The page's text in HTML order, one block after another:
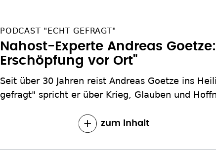
PODCAST "ECHT GEFRAGT"
Nahost-Experte Andreas
Erschöpfung vor Ort"
Seit über 30 Jahren reist Andreas Goetze ins
gefragt" spricht er über Krieg, Glauben und
zum Inhalt